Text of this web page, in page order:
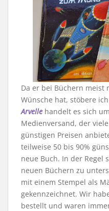
Da er bei Büchern meist
Wünsche hat, stöbere
Arvelle handelt es sich
Medienversand, der
günstigen Preisen
teilweise 50 bis 90%
neue Buch. In der Regel
neuen Büchern zu
mit einem Stempel als
gekennzeichnet. Wir
bestellt und waren